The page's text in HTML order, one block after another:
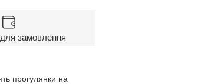
замовлення
прогулянки на